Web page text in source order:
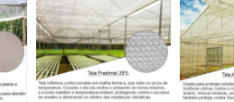
Telas
agrícolas
Telas
agrícolas
pretas